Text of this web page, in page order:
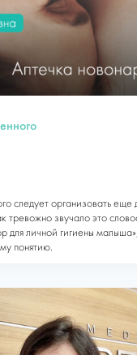
следует организовать еще
тревожно звучало это
для личной гигиены малыша»,
понятию.